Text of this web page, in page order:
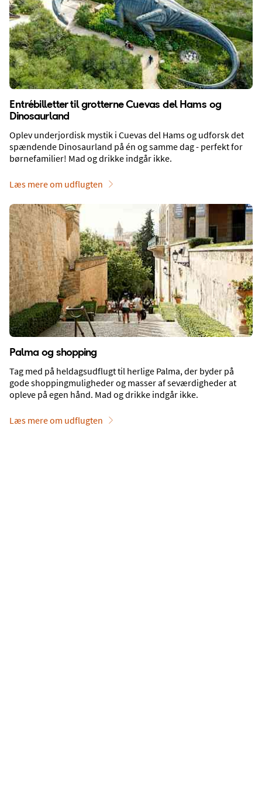
OmCala Bona
Entrébilletter til grotterne Cuevas del Hams og
Dinosaurland
Oplev underjordisk mystik i Cuevas del Hams og udforsk det
spændende Dinosaurland på én og samme dag - perfekt for
børnefamilier! Mad og drikke indgår ikke.
Læs mere om udflugten
Palma og shopping
Tag med på heldagsudflugt til herlige Palma, der byder på
gode shoppingmuligheder og masser af seværdigheder at
opleve på egen hånd. Mad og drikke indgår ikke.
Læs mere om udflugten
Strand